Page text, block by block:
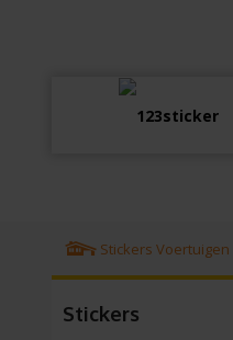
Stickers Voertuigen
Stickers